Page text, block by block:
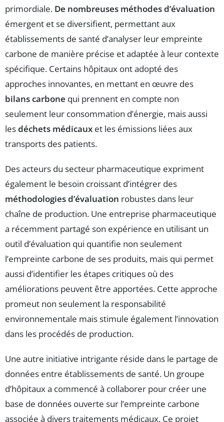
primordiale. De nombreuses méthodes d’évaluation
émergent et se diversifient, permettant aux
établissements de santé d’analyser leur empreinte
carbone de manière précise et adaptée à leur contexte
spécifique. Certains hôpitaux ont adopté des
approches innovantes, en mettant en œuvre des
bilans carbone qui prennent en compte non
seulement leur consommation d’énergie, mais aussi
lesdéchets médicaux et les émissions liées aux
transports des patients.
Des acteurs du secteur pharmaceutique expriment
également le besoin croissant d’intégrer des
méthodologies d’évaluation robustes dans leur
chaîne de production. Une entreprise pharmaceutique
a récemment partagé son expérience en utilisant un
outil d’évaluation qui quantifie non seulement
l’empreinte carbone de ses produits, mais qui permet
aussi d’identifier les étapes critiques où des
améliorations peuvent être apportées. Cette approche
promeut non seulement la responsabilité
environnementale mais stimule également l’innovation
dans les procédés de production.
Une autre initiative intrigante réside dans le partage de
données entre établissements de santé. Un groupe
d’hôpitaux a commencé à collaborer pour créer une
base de données ouverte sur l’empreinte carbone
associée à divers traitements médicaux. Ce projet